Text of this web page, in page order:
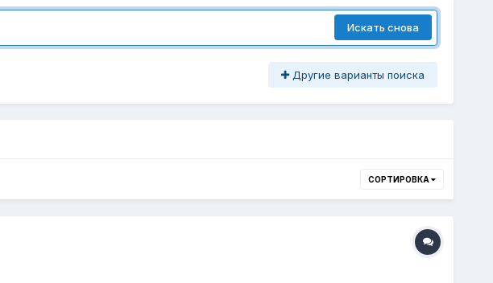
Искать снова
Другие варианты поиска
СОРТИРОВКА